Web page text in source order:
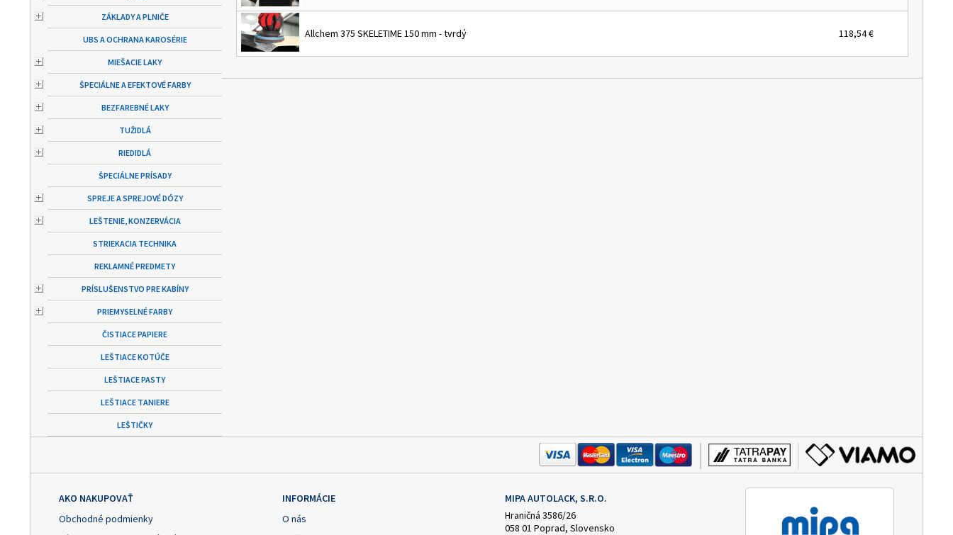
ZÁKLADY A PLNIČE
UBS A OCHRANA KAROSÉRIE
MIEŠACIE LAKY
ŠPECIÁLNE A EFEKTOVÉ FARBY
BEZFAREBNÉ LAKY
TUŽIDLÁ
RIEDIDLÁ
ŠPECIÁLNE PRÍSADY
SPREJE A SPREJOVÉ DÓZY
LEŠTENIE, KONZERVÁCIA
STRIEKACIA TECHNIKA
REKLAMNÉ PREDMETY
PRÍSLUŠENSTVO PRE KABÍNY
PRIEMYSELNÉ FARBY
ČISTIACE PAPIERE
LEŠTIACE KOTÚČE
LEŠTIACE PASTY
LEŠTIACE TANIERE
LEŠTIČKY
Allchem 375 SKELETIME 150 mm - tvrdý 118,54 €
AKO NAKUPOVAŤ
Obchodné podmienky
INFORMÁCIE
O nás
MIPA AUTOLACK, S.R.O.
Hraničná 3586/26
058 01 Poprad, Slovensko